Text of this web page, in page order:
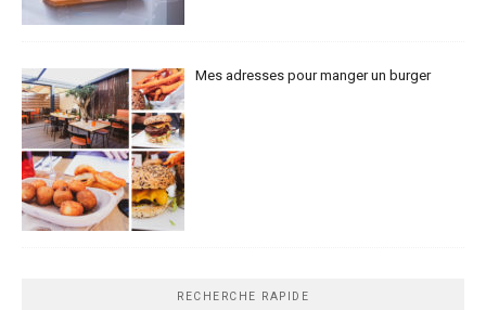
Mes adresses pour manger un burger
RECHERCHE RAPIDE